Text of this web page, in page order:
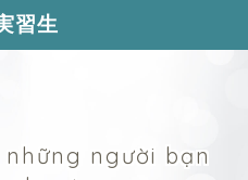
習生
người bạn